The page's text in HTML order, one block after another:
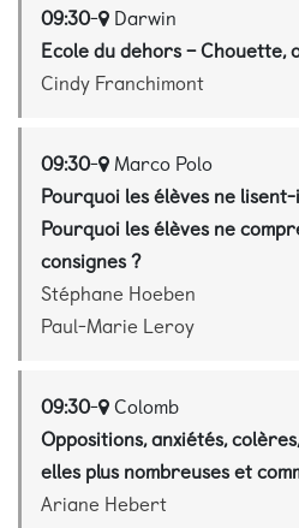
09:30- Darwin
Ecole du dehors – Chouette,
Cindy Franchimont
09:30- Marco Polo
Pourquoi les élèves ne
Pourquoi les élèves ne
consignes ?
Stéphane Hoeben
Paul-Marie Leroy
09:30- Colomb
Oppositions, anxiétés,
elles plus nombreuses et
Ariane Hebert